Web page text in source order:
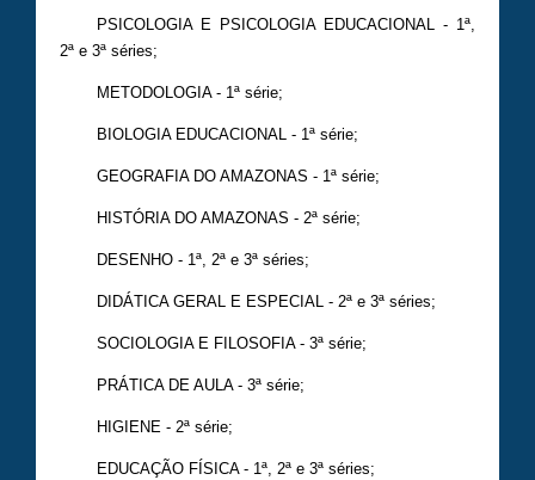
PSICOLOGIA E PSICOLOGIA EDUCACIONAL - 1ª,
2ª e 3ª séries;
METODOLOGIA - 1ª série;
BIOLOGIA EDUCACIONAL - 1ª série;
GEOGRAFIA DO AMAZONAS - 1ª série;
HISTÓRIA DO AMAZONAS - 2ª série;
DESENHO - 1ª, 2ª e 3ª séries;
DIDÁTICA GERAL E ESPECIAL - 2ª e 3ª séries;
SOCIOLOGIA E FILOSOFIA - 3ª série;
PRÁTICA DE AULA - 3ª série;
HIGIENE - 2ª série;
EDUCAÇÃO FÍSICA - 1ª, 2ª e 3ª séries;